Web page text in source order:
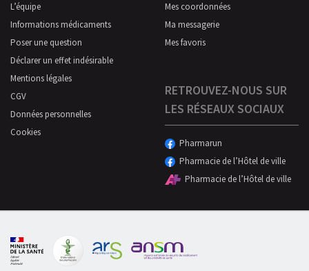
L’équipe
Informations médicaments
Poser une question
Déclarer un effet indésirable
Mentions légales
CGV
Données personnelles
Cookies
Mes coordonnées
Ma messagerie
Mes favoris
RETROUVEZ-NOUS SUR
LES RÉSEAUX SOCIAUX
Pharmarun
Pharmacie de l’Hôtel de ville
Pharmacie de l’Hôtel de ville